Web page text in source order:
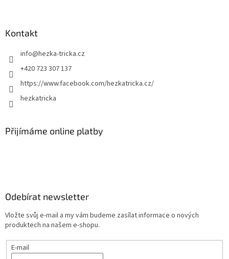
Kontakt
info@hezka-tricka.cz
+420 723 307 137
https://www.facebook.com/hezkatricka.cz/
hezkatricka
Přijímáme online platby
Odebírat newsletter
Vložte svůj e-mail a my vám budeme zasílat informace o nových
produktech na našem e-shopu.
E-mail